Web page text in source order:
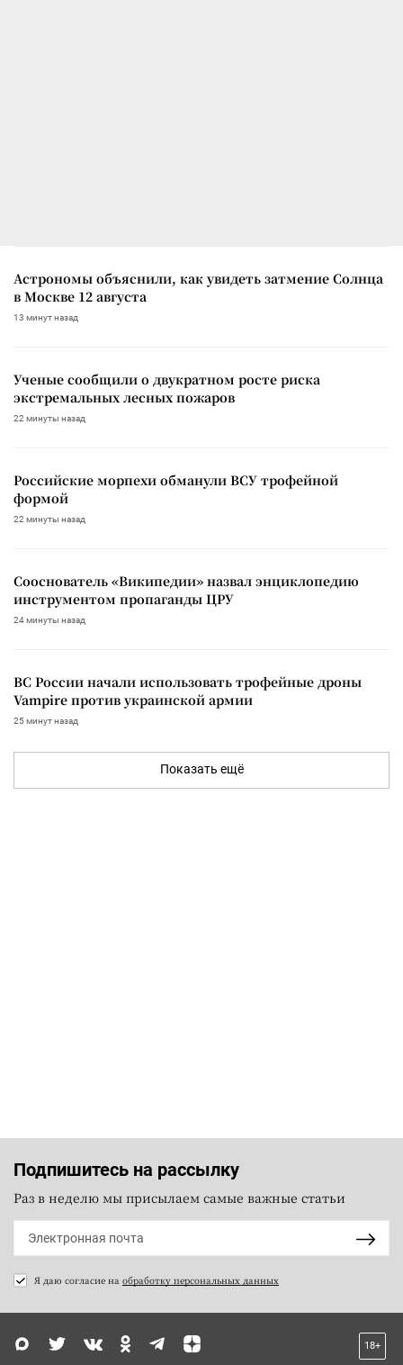
Астрономы объяснили, как увидеть затмение Солнца
в Москве 12 августа
13 минут назад
Ученые сообщили о двукратном росте риска
экстремальных лесных пожаров
22 минуты назад
Российские морпехи обманули ВСУ трофейной
формой
22 минуты назад
Сооснователь «Википедии» назвал энциклопедию
инструментом пропаганды ЦРУ
24 минуты назад
ВС России начали использовать трофейные дроны
Vampire против украинской армии
25 минут назад
Показать ещё
Подпишитесь на рассылку
Раз в неделю мы присылаем самые важные статьи
Я даю согласие на обработку персональных данных
18+